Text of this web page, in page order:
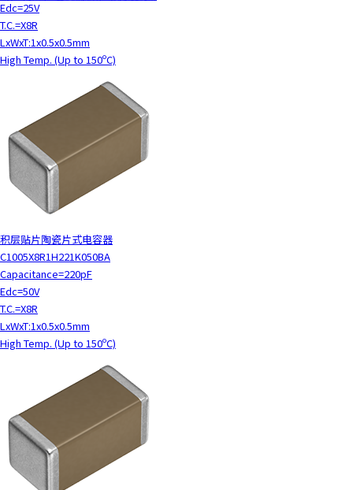
Edc=25V
T.C.=X8R
LxWxT:1x0.5x0.5mm
High Temp. (Up to 150ºC)
积层贴片陶瓷片式电容器
C1005X8R1H221K050BA
Capacitance=220pF
Edc=50V
T.C.=X8R
LxWxT:1x0.5x0.5mm
High Temp. (Up to 150ºC)